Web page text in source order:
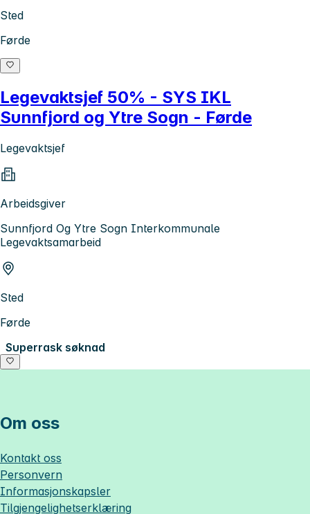
Sted
Førde
Legevaktsjef 50% - SYS IKL
Sunnfjord og Ytre Sogn - Førde
Legevaktsjef
Arbeidsgiver
Sunnfjord Og Ytre Sogn Interkommunale
Legevaktsamarbeid
Sted
Førde
Superrask søknad
Om oss
Kontakt oss
Personvern
Informasjonskapsler
Tilgjengelighetserklæring